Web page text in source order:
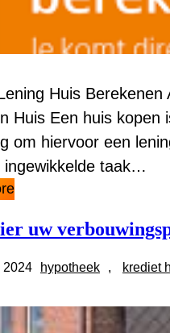
Huis
Huis Een huis
om hiervoor een
ingewikkelde taak…
uw
2024 hypotheek , krediet